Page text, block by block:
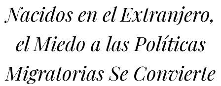
Nacidos en el Extranjero,
el Miedo a las Políticas
Migratorias Se Convierte